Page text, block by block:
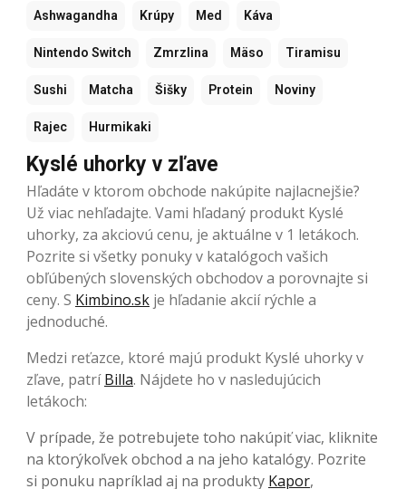
Ashwagandha Krúpy Med Káva
Nintendo Switch Zmrzlina Mäso Tiramisu
Sushi Matcha Šišky Protein Noviny
Rajec Hurmikaki
Kyslé uhorky v zľave
Hľadáte v ktorom obchode nakúpite najlacnejšie?
Už viac nehľadajte. Vami hľadaný produkt Kyslé
uhorky, za akciovú cenu, je aktuálne v 1 letákoch.
Pozrite si všetky ponuky v katalógoch vašich
obľúbených slovenských obchodov a porovnajte si
ceny. S Kimbino.sk je hľadanie akcií rýchle a
jednoduché.
Medzi reťazce, ktoré majú produkt Kyslé uhorky v
zľave, patríBilla. Nájdete ho v nasledujúcich
letákoch:
V prípade, že potrebujete toho nakúpiť viac, kliknite
na ktorýkoľvek obchod a na jeho katalógy. Pozrite
si ponuku napríklad aj na produkty Kapor,